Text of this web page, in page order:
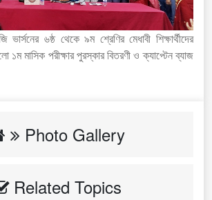
ভার্সনের ৬ষ্ঠ থেকে ৯ম শ্রেণির মেধাবী শিক্ষার্থীদের
১ম মাসিক পরীক্ষার পুরস্কার বিতরণী ও ক্যাপ্টেন ব্যাজ
Photo Gallery
Related Topics